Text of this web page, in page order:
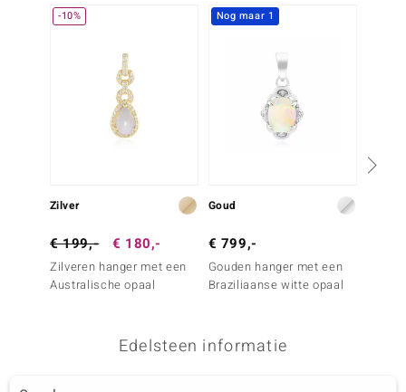
-10%
Zilver
€ 199,- € 180,-
Zilveren hanger met een
Australische opaal
Nog maar 1
Goud
€ 799,-
Gouden hanger met een
Braziliaanse witte opaal
Edelsteen informatie